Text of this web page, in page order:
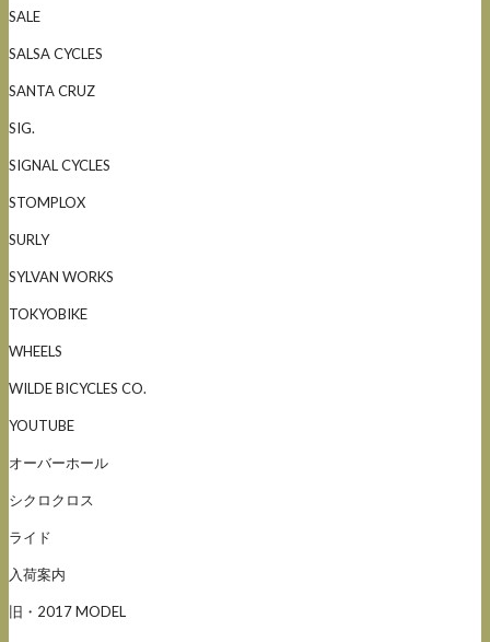
SALE
SALSA CYCLES
SANTA CRUZ
SIG.
SIGNAL CYCLES
STOMPLOX
SURLY
SYLVAN WORKS
TOKYOBIKE
WHEELS
WILDE BICYCLES CO.
YOUTUBE
オーバーホール
シクロクロス
ライド
入荷案内
旧・2017 MODEL